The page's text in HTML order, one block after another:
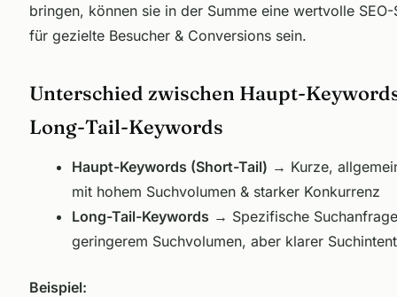
bringen, können sie in der Summe eine wertvolle
für gezielte Besucher & Conversions sein.
Unterschied zwischen Haupt-
Long-Tail-Keywords
Haupt-Keywords (Short-Tail) → Kurze,
mit hohem Suchvolumen & starker Konkurrenz
Long-Tail-Keywords → Spezifische
geringerem Suchvolumen, aber klarer
Beispiel: